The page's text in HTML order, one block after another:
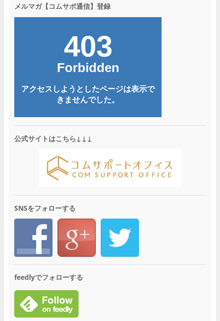
メルマガ【コムサポ通信】登録
公式サイトはこちら↓↓↓
SNSをフォローする
feedlyでフォローする